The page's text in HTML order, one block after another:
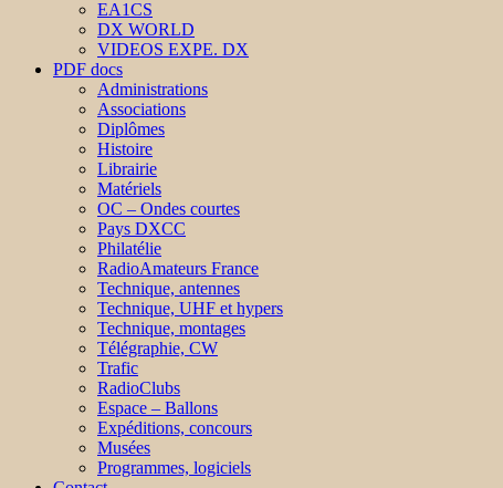
EA1CS
DX WORLD
VIDEOS EXPE. DX
PDF docs
Administrations
Associations
Diplômes
Histoire
Librairie
Matériels
OC – Ondes courtes
Pays DXCC
Philatélie
RadioAmateurs France
Technique, antennes
Technique, UHF et hypers
Technique, montages
Télégraphie, CW
Trafic
RadioClubs
Espace – Ballons
Expéditions, concours
Musées
Programmes, logiciels